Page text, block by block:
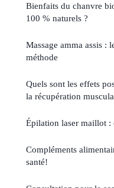
Bienfaits du chanvre
100 % naturels ?
Massage amma assis :
méthode
Quels sont les effets
la récupération
Épilation laser maillot
Compléments
santé!